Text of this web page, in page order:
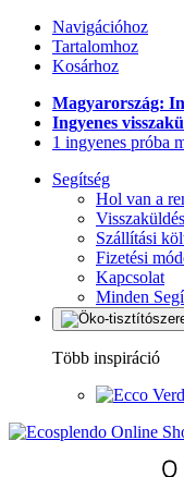
Navigációhoz
Tartalomhoz
Kosárhoz
Magyarország:
Ingyenes
1 ingyenes próba
Segítség
Hol van a
Visszaküldés
Szállítási
Fizetési
Kapcsolat
Minden
Több inspiráció